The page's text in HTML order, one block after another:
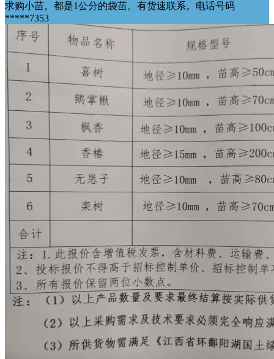
求购小苗。都是1公分的袋苗。有货速联系。电话号码
*****7353